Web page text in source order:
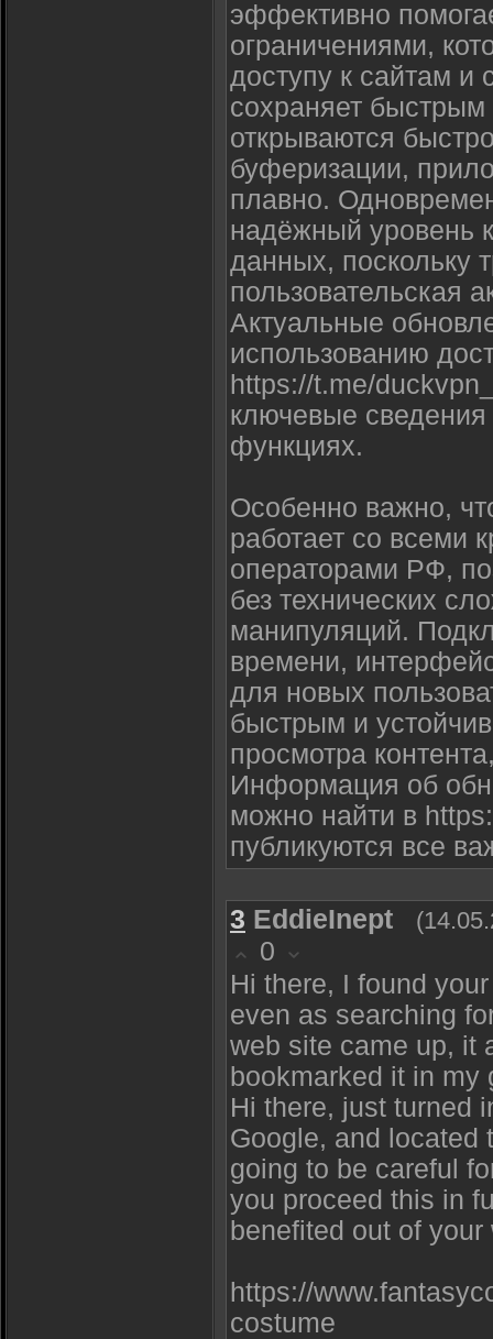
эффективно
ограничениями,
доступу к сайтам
сохраняет
открываются
буферизации,
плавно.
надёжный уровень
данных, поскольку
пользовательская
Актуальные
использованию
https://t.me/
ключевые сведения
функциях.
Особенно важно,
работает со всеми
операторами РФ,
без технических
манипуляций.
времени,
для новых
быстрым и
просмотра
Информация об
можно найти в
публикуются все
3 EddieInept
0
Hi there, I found
even as searching
web site came up, it
bookmarked it in my
Hi there, just turned
Google, and located
going to be careful
you proceed this in
benefited out of
https://
costume